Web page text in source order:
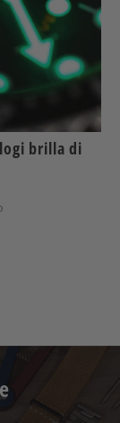
brilla di